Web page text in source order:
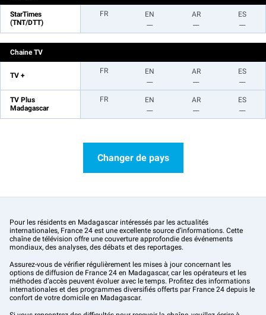
StarTimes
(TNT/DTT)
FR
EN
AR
ES
Chaine TV
TV +
FR
EN
AR
ES
TV Plus
Madagascar
FR
EN
AR
ES
Changer de pays
Pour les résidents en Madagascar intéressés par les actualités
internationales, France 24 est une excellente source d’informations. Cette
chaîne de télévision offre une couverture approfondie des événements
mondiaux, des analyses, des débats et des reportages.
Assurez-vous de vérifier régulièrement les mises à jour concernant les
options de diffusion de France 24 en Madagascar, car les opérateurs et les
méthodes d’accès peuvent évoluer avec le temps. Profitez des informations
internationales et des programmes diversifiés offerts par France 24 depuis le
confort de votre domicile en Madagascar.